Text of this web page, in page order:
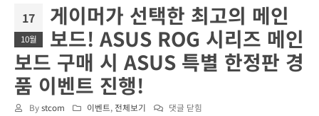
17
10월
게이머가 선택한 최고의 메인
보드! ASUS ROG 시리즈 메인
보드 구매 시 ASUS 특별 한정판 경
품 이벤트 진행!
Bystcom 이벤트, 전체보기
게
댓글 닫힘